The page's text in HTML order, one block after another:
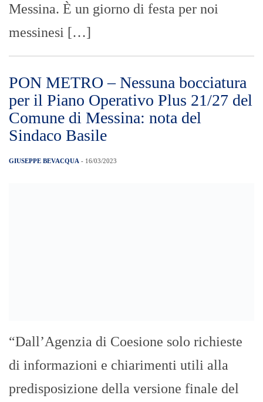
Messina. È un giorno di festa per noi
messinesi […]
PON METRO – Nessuna bocciatura
per il Piano Operativo Plus 21/27 del
Comune di Messina: nota del
Sindaco Basile
GIUSEPPE BEVACQUA - 16/03/2023
“Dall’Agenzia di Coesione solo richieste
di informazioni e chiarimenti utili alla
predisposizione della versione finale del